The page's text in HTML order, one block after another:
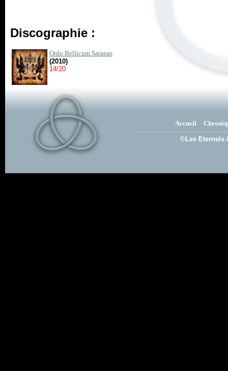
Discographie :
Ordo Bellicum Satanas
(2010)
14/20
Accueil
©Les Eternels